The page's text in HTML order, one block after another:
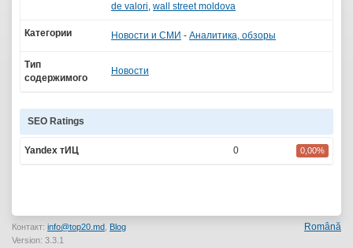
de valori, wall street moldova
Категории Новости и СМИ - Аналитика, обзоры
Тип
содержимого
Новости
SEO Ratings
Yandex тИЦ 0 0,00%
Контакт: info@top20.md Blog
Version: 3.3.1
Română